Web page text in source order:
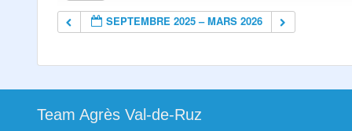
SEPTEMBRE 2025 – MARS 2026
Team Agrès Val-de-Ruz